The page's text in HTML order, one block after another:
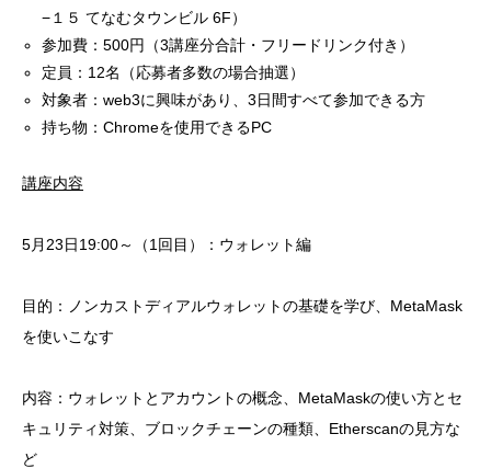
−１５ てなむタウンビル 6F）
参加費：500円（3講座分合計・フリードリンク付き）
定員：12名（応募者多数の場合抽選）
対象者：web3に興味があり、3日間すべて参加できる方
持ち物：Chromeを使用できるPC
講座内容
5月23日19:00～（1回目）：ウォレット編
目的：ノンカストディアルウォレットの基礎を学び、MetaMask
を使いこなす
内容：ウォレットとアカウントの概念、MetaMaskの使い方とセ
キュリティ対策、ブロックチェーンの種類、Etherscanの見方な
ど